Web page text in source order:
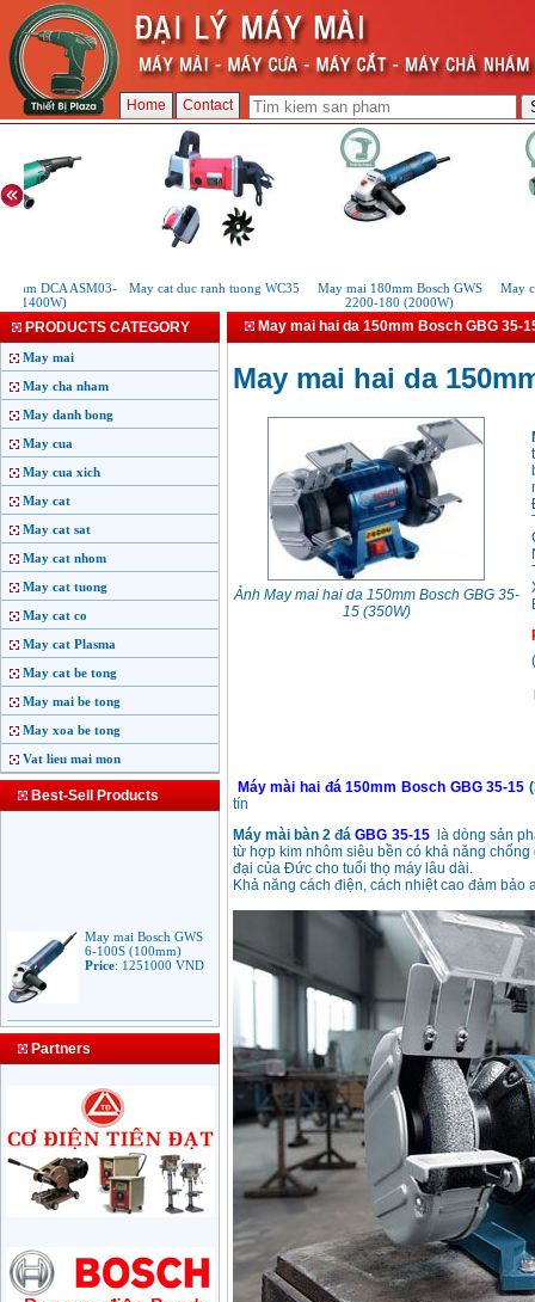
Home Contact
DCA ASM03-
(1400W)
May cat duc ranh tuong WC35
May mai 180mm Bosch GWS
2200-180 (2000W)
May
PRODUCTS CATEGORY
May mai
May cha nham
May danh bong
May cua
May cua xich
May cat
May cat sat
May cat nhom
May cat tuong
May cat co
May cat Plasma
May cat be tong
May mai be tong
May xoa be tong
Vat lieu mai mon
Best-Sell Products
6-100S (100mm)
Price:1251000VND
May mai Makita
9553B (100mm)
710W
Price:1285000VND
May mai 180mm
Bosch GWS 2200-180
(2000W)
Price: 3438000VND
(840W)
Price:1587000VND
Partners
May mai hai da 150mm Bosch GBG 35-
May mai hai da
Ảnh May mai hai da 150mm Bosch GBG 35-
15 (350W)
(
Máy mài hai đá 150mm Bosch GBG 35-15
tín
Máy mài bàn 2 đáGBG 35-15là dòng sản
từ hợp kim nhôm siêu bền có khả năng
đại của Đức cho tuổi thọ máy lâu dài.
Khả năng cách điện, cách nhiệt cao đảm